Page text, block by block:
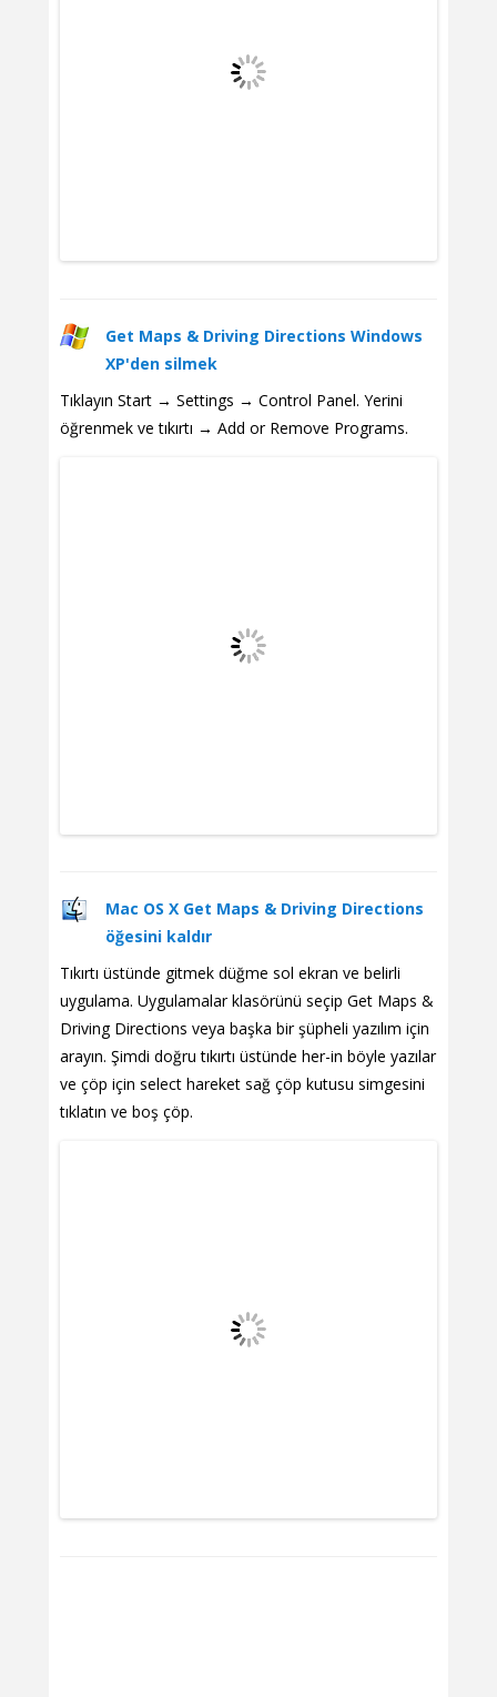
Get Maps & Driving Directions Windows
XP'den silmek
Tıklayın Start → Settings → Control Panel. Yerini
öğrenmek ve tıkırtı → Add or Remove Programs.
Mac OS X Get Maps & Driving Directions
öğesini kaldır
Tıkırtı üstünde gitmek düğme sol ekran ve belirli
uygulama. Uygulamalar klasörünü seçip Get Maps &
Driving Directions veya başka bir şüpheli yazılım için
arayın. Şimdi doğru tıkırtı üstünde her-in böyle yazılar
ve çöp için select hareket sağ çöp kutusu simgesini
tıklatın ve boş çöp.